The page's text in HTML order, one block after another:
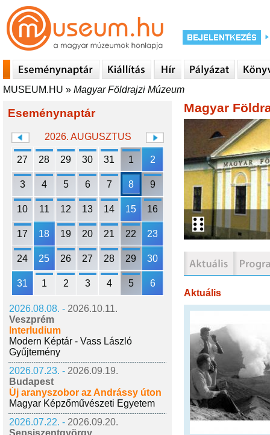
MUSEUM.HU » Magyar Földrajzi Múzeum
Eseménynaptár
2026. AUGUSZTUS
27 28 29 30 31 1 2
3 4 5 6 7 8 9
10 11 12 13 14 15 16
17 18 19 20 21 22 23
24 25 26 27 28 29 30
31 1 2 3 4 5 6
2026.08.08. - 2026.10.11.
Veszprém
Interludium
Modern Képtár - Vass László
Gyűjtemény
2026.07.23. - 2026.09.19.
Budapest
Új aranyszobor az Andrássy úton
Magyar Képzőművészeti Egyetem
2026.07.22. - 2026.09.20.
Sepsiszentgyörgy
Magyar
Aktuális